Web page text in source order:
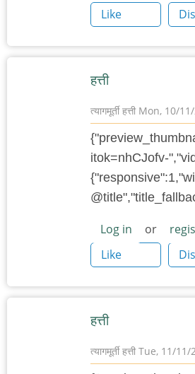
Like
हत्ती
त्यागमूर्ती हत्ती Mon, 10/
itok=nhCJofv-
Log in or
Like
हत्ती
त्यागमूर्ती हत्ती Tue, 11/11/